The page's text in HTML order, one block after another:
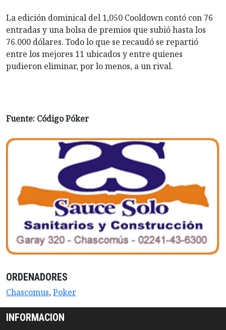
La edición dominical del 1,050 Cooldown contó con 76
entradas y una bolsa de premios que subió hasta los
76.000 dólares. Todo lo que se recaudó se repartió
entre los mejores 11 ubicados y entre quienes
pudieron eliminar, por lo menos, a un rival.
Fuente: Código Póker
ORDENADORES
Chascomus,Poker
INFORMACION